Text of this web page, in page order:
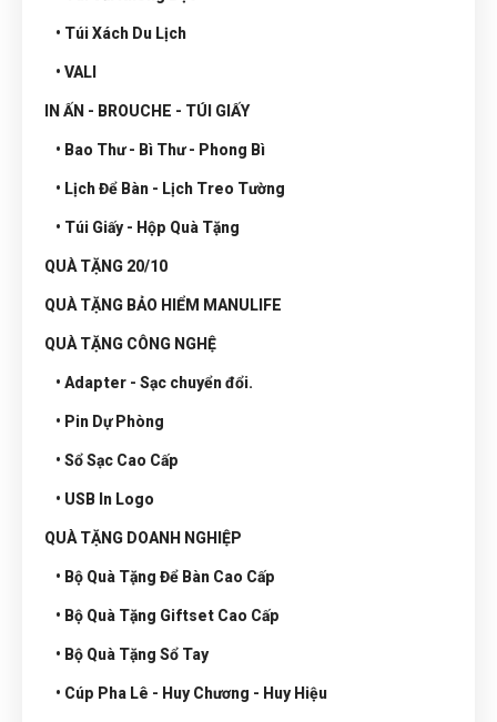
• Túi Xách Du Lịch
• VALI
IN ẤN - BROUCHE - TÚI GIẤY
• Bao Thư - Bì Thư - Phong Bì
• Lịch Để Bàn - Lịch Treo Tường
• Túi Giấy - Hộp Quà Tặng
QUÀ TẶNG 20/10
QUÀ TẶNG BẢO HIỂM MANULIFE
QUÀ TẶNG CÔNG NGHỆ
• Adapter - Sạc chuyển đổi.
• Pin Dự Phòng
• Sổ Sạc Cao Cấp
• USB In Logo
QUÀ TẶNG DOANH NGHIỆP
• Bộ Quà Tặng Để Bàn Cao Cấp
• Bộ Quà Tặng Giftset Cao Cấp
• Bộ Quà Tặng Sổ Tay
• Cúp Pha Lê - Huy Chương - Huy Hiệu